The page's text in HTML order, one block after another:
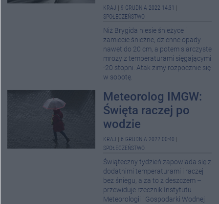
KRAJ 9 GRUDNIA 2022 14:31
SPOŁECZEŃSTWO
Niż Brygida niesie śnieżyce i
zamiecie śnieżne, dzienne opady
nawet do 20 cm, a potem siarczyste
mrozy z temperaturami sięgającymi
-20 stopni. Atak zimy rozpocznie się
w sobotę.
Meteorolog IMGW:
Święta raczej po
wodzie
KRAJ 6 GRUDNIA 2022 00:40
SPOŁECZEŃSTWO
Świąteczny tydzień zapowiada się z
dodatnimi temperaturami i raczej
bez śniegu, a za to z deszczem –
przewiduje rzecznik Instytutu
Meteorologii i Gospodarki Wodnej